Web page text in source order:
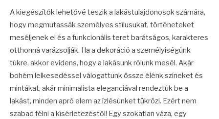
A kiegészítők lehetővé teszik a lakástulajdonosok számára,
hogy megmutassák személyes stílusukat, történeteket
meséljenek el és a funkcionális teret barátságos, karakteres
otthonná varázsolják. Ha a dekoráció a személyiségünk
tükre, akkor evidens, hogy a lakásunk rólunk mesél. Akár
bohém lelkesedéssel válogattunk össze élénk színeket és
mintákat, akár minimalista eleganciával rendeztük be a
lakást, minden apró elem az ízlésünket tükrözi. Ezért nem
szabad félni a kísérletezéstől! Egy szokatlan váza, egy